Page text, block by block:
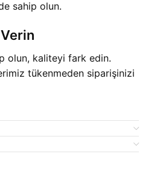
sahip olun.
olun, kaliteyi fark edin.
tükenmeden siparişinizi